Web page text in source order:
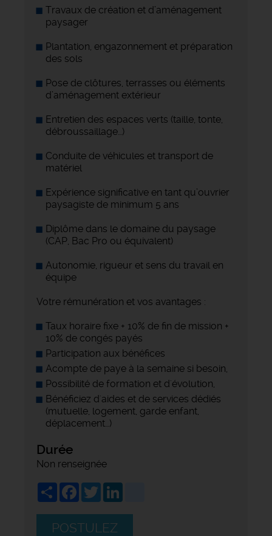
Travaux de création et d’aménagement
paysager
Plantation, engazonnement et préparation
des sols
Pose de clôtures, terrasses ou éléments
d’aménagement extérieur
Entretien des espaces verts (taille, tonte,
débroussaillage…)
Conduite de véhicules et transport de
matériel
Expérience significative en tant qu’ouvrier
paysagiste de minimum 5 ans
Diplôme dans le domaine du paysage
(CAP, Bac Pro ou équivalent)
Autonomie, rigueur et sens du travail en
équipe
Votre rémunération et vos avantages :
Taux horaire fixe + 10% de fin de mission +
10% de congés payés
Participation aux bénéfices
Acompte de paye à la semaine si besoin,
Possibilité de formation et d'évolution,
Bénéficiez d'aides et de services dédiés
(mutuelle, logement, garde enfant,
déplacement…)
Durée
Non renseignée
ShareFacebook
Twitter
POSTULEZ